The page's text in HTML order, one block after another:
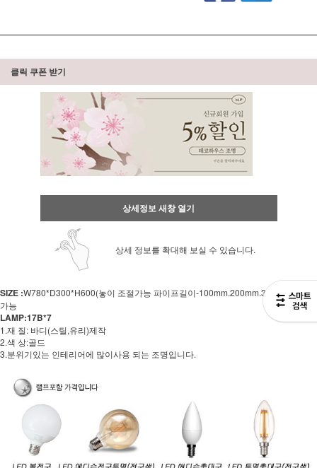
클릭 쿠폰 받기
상세정보 새창 열기
상세 정보를 확대해 보실 수 있습니다.
SIZE :W780*D300*H600(놓이 조절가능 파이프길이-100mm.200mm.300mm 선택
가능
LAMP:17B*7
1.재 질: 바디(스틸,유리)제작
2.색 상:골드
3.분위기있는 인테리어에 많이사용 되는 조명입니다.